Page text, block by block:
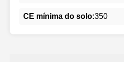
CE mínima do solo:350